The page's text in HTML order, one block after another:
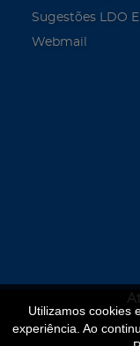
Utilizamos cookies
experiência. Ao
Sugestões LDO
Webmail